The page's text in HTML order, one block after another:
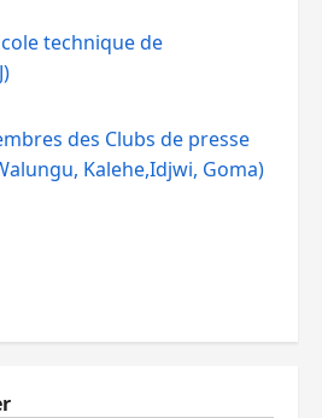
technique de
des Clubs de presse
Kalehe,Idjwi, Goma)